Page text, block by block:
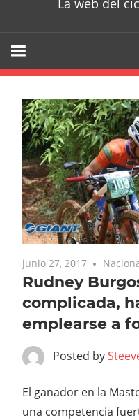
La web del
junio 27, 2017
Rudney
complicada,
emplearse a
Posted by
El ganador en la
una competencia